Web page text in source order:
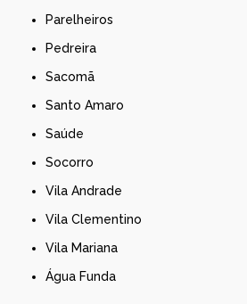
Parelheiros
Pedreira
Sacomã
Santo Amaro
Saúde
Socorro
Vila Andrade
Vila Clementino
Vila Mariana
Água Funda